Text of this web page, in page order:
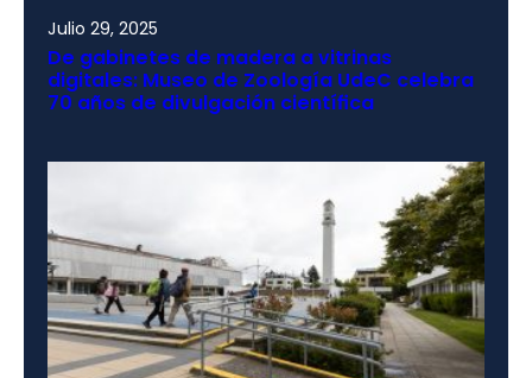
Julio 29, 2025
De gabinetes de madera a vitrinas
digitales: Museo de Zoología UdeC celebra
70 años de divulgación científica